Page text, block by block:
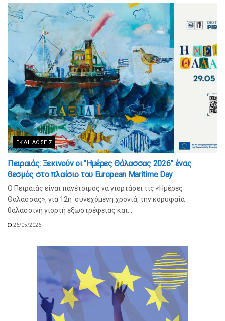
ΕΚΔΗΛΏΣΕΙΣ
Πειραιάς: Ξεκινούν οι “Ημέρες Θάλασσας 2026” ένας
θεσμός στο πλαίσιο του European Maritime Day
O Πειραιάς είναι πανέτοιμος να γιορτάσει τις «Ημέρες
Θάλασσας», για 12η συνεχόμενη χρονιά, την κορυφαία
θαλασσινή γιορτή εξωστρέφειας και...
26/05/2026